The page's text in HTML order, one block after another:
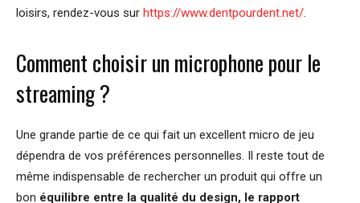
loisirs, rendez-vous sur https://www.dentpourdent.net/.
Comment choisir un microphone pour le
streaming ?
Une grande partie de ce qui fait un excellent micro de jeu
dépendra de vos préférences personnelles. Il reste tout de
même indispensable de rechercher un produit qui offre un
bon équilibre entre la qualité du design, le rapport